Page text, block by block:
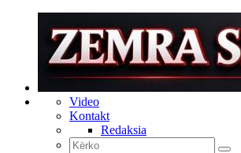
Video
Kontakt
Redaksia